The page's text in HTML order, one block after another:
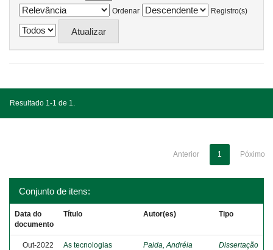
Ordenar
Registro(s)
Resultado 1-1 de 1.
Anterior 1 Póximo
Conjunto de itens:
Data do
documento
Título Autor(es) Tipo
Out-2022
As tecnologias
Paida, Andréia
Dissertação